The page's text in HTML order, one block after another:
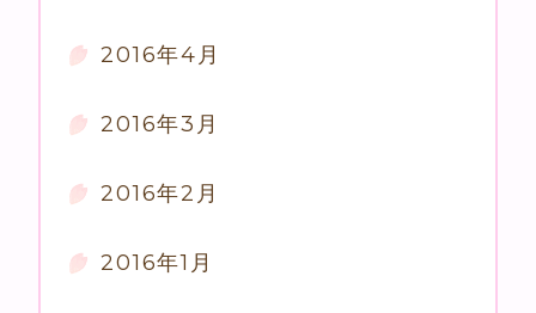
2016年4月
2016年3月
2016年2月
2016年1月